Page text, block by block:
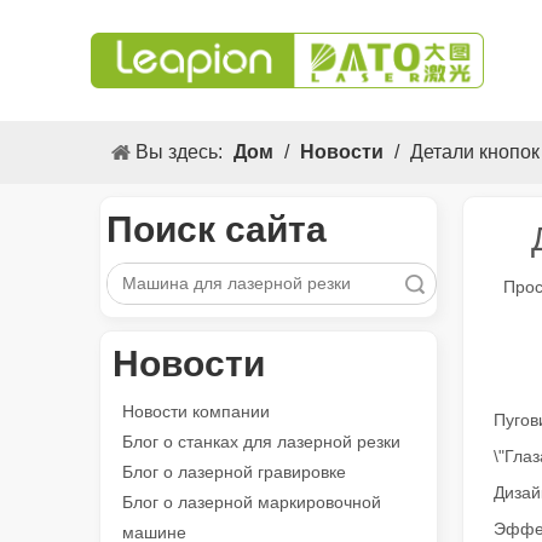
Вы здесь: Дом / Новости / Детали
Поиск сайта
Поиск
Новости
Новости компании
Блог о станках для лазерной резки
Блог о лазерной гравировке
Блог о лазерной маркировочной
машине